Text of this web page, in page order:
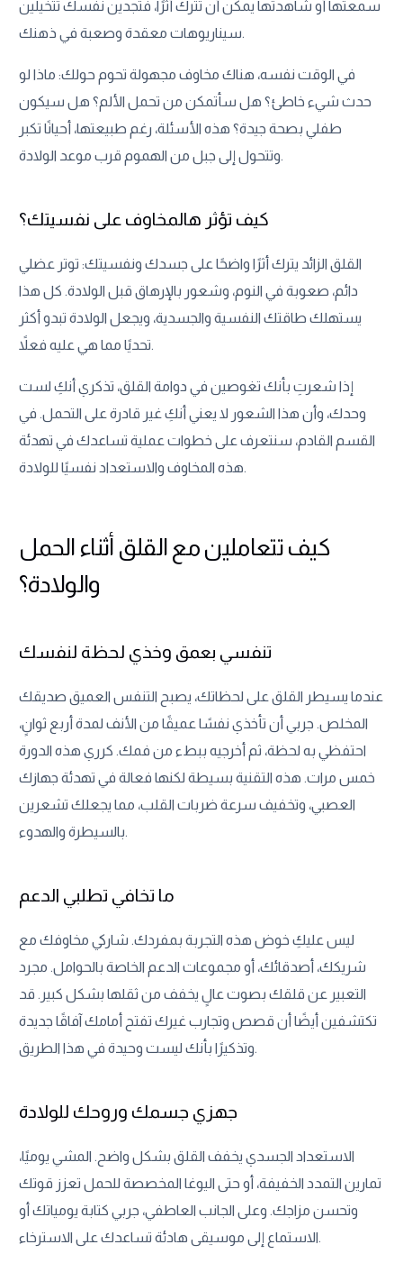
سمعتها أو شاهدتها يمكن أن تترك أثرًا، فتجدين نفسك تتخيلين
سيناريوهات معقدة وصعبة في ذهنك.
في الوقت نفسه، هناك مخاوف مجهولة تحوم حولك: ماذا لو
حدث شيء خاطئ؟ هل سأتمكن من تحمل الألم؟ هل سيكون
طفلي بصحة جيدة؟ هذه الأسئلة، رغم طبيعتها، أحيانًا تكبر
وتتحول إلى جبل من الهموم قرب موعد الولادة.
كيف تؤثر هالمخاوف على نفسيتك؟
القلق الزائد يترك أثرًا واضحًا على جسدك ونفسيتك: توتر عضلي
دائم، صعوبة في النوم، وشعور بالإرهاق قبل الولادة. كل هذا
يستهلك طاقتك النفسية والجسدية، ويجعل الولادة تبدو أكثر
تحديًا مما هي عليه فعلاً.
إذا شعرتِ بأنك تغوصين في دوامة القلق، تذكري أنكِ لست
وحدك، وأن هذا الشعور لا يعني أنكِ غير قادرة على التحمل. في
القسم القادم، سنتعرف على خطوات عملية تساعدك في تهدئة
هذه المخاوف والاستعداد نفسيًا للولادة.
كيف تتعاملين مع القلق أثناء الحمل
والولادة؟
تنفسي بعمق وخذي لحظة لنفسك
عندما يسيطر القلق على لحظاتك، يصبح التنفس العميق صديقك
المخلص. جربي أن تأخذي نفسًا عميقًا من الأنف لمدة أربع ثوانٍ،
احتفظي به لحظة، ثم أخرجيه ببطء من فمك. كرري هذه الدورة
خمس مرات. هذه التقنية بسيطة لكنها فعالة في تهدئة جهازك
العصبي، وتخفيف سرعة ضربات القلب، مما يجعلك تشعرين
بالسيطرة والهدوء.
ما تخافي تطلبي الدعم
ليس عليكِ خوض هذه التجربة بمفردك. شاركي مخاوفك مع
شريكك، أصدقائك، أو مجموعات الدعم الخاصة بالحوامل. مجرد
التعبير عن قلقك بصوت عالٍ يخفف من ثقلها بشكل كبير. قد
تكتشفين أيضًا أن قصص وتجارب غيرك تفتح أمامك آفاقًا جديدة
وتذكيرًا بأنك ليست وحيدة في هذا الطريق.
جهزي جسمك وروحك للولادة
الاستعداد الجسدي يخفف القلق بشكل واضح. المشي يوميًا،
تمارين التمدد الخفيفة، أو حتى اليوغا المخصصة للحمل تعزز قوتك
وتحسن مزاجك. وعلى الجانب العاطفي، جربي كتابة يومياتك أو
الاستماع إلى موسيقى هادئة تساعدك على الاسترخاء.